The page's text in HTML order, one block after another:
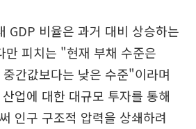
GDP 비율은 과거 대비 상승하는
만 피치는 "현재 부채 수준은
간값보다는 낮은 수준"이라며
업에 대한 대규모 투자를 통해
인구 구조적 압력을 상쇄하려